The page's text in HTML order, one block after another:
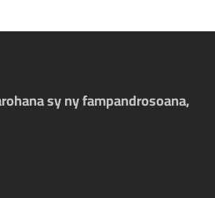
sy ny fampandrosoana,